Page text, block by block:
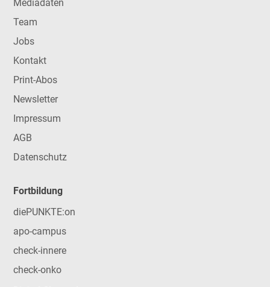
Mediadaten
Team
Jobs
Kontakt
Print-Abos
Newsletter
Impressum
AGB
Datenschutz
Fortbildung
diePUNKTE:on
apo-campus
check-innere
check-onko